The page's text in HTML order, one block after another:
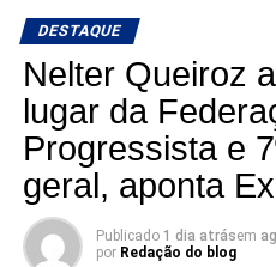
DESTAQUE
Nelter Queiroz
lugar da
Progressista e
geral, aponta
Publicado 1 dia atrásem
por Redação do blog